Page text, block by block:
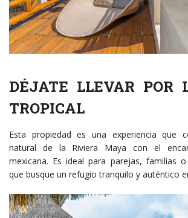
DÉJATE LLEVAR POR
TROPICAL
Esta propiedad es una experiencia que
natural de la Riviera Maya con el
mexicana. Es ideal para parejas, familias
que busque un refugio tranquilo y auténtico